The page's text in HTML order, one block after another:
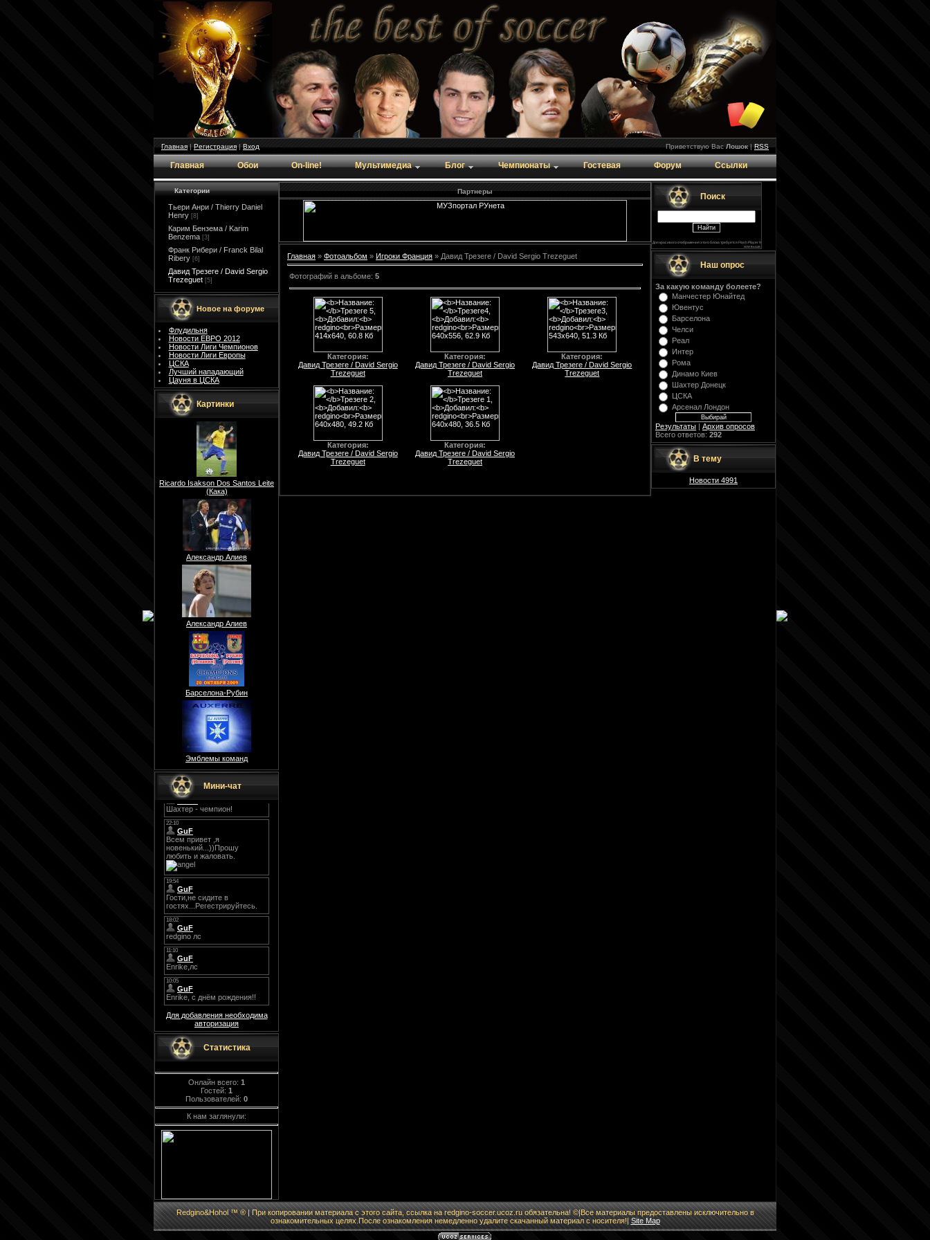
Главная|Регистрация|Вход Приветствую ВасЛошок|RSS
Главная Обои On-line! Мультимедиа Блог Чемпионаты Гостевая Форум Ссылки
Категории
Тьери Анри / Thierry Daniel
Henry [8]
Карим Бензема / Karim
Benzema [3]
Франк Рибери / Franck Bilal
Ribery [6]
Давид Трезеге / David Sergio
Trezeguet [5]
Новое на форуме
Флудильня
Новости ЕВРО 2012
Новости Лиги Чемпионов
Новости Лиги Европы
ЦСКА
Лучший нападающий
Цауня в ЦСКА
Картинки
Ricardo Isakson Dos Santos Leite
(Кака)
Александр Алиев
Александр Алиев
Барселона-Рубин
Эмблемы команд
Мини-чат
Для добавления необходима
авторизация
Статистика
Онлайн всего: 1
Гостей: 1
Пользователей: 0
К нам заглянули:
Партнеры
Главная » Фотоальбом » Игроки Франция » Давид Трезеге / David Sergio Trezeguet
Фотографий в альбоме: 5
Категория:
Давид Трезеге / David Sergio
Trezeguet
Категория:
Давид Трезеге / David Sergio
Trezeguet
Категория:
Давид Трезеге / David Sergio
Trezeguet
Категория:
Давид Трезеге / David Sergio
Trezeguet
Категория:
Давид Трезеге / David Sergio
Trezeguet
Поиск
Для красивого отображения этого блока требуется Flash Player 9
или выше.
Наш опрос
За какую команду болеете?
Манчестер Юнайтед
Ювентус
Барселона
Челси
Реал
Интер
Рома
Динамо Киев
Шахтер Донецк
ЦСКА
Арсенал Лондон
Результаты | Архив опросов
Всего ответов: 292
В тему
Новости 4991
Redgino&Hohol ™ ® | При копировании материала с этого сайта, ссылка на redgino-soccer.ucoz.ru обязательна! ©|Все материалы предоставлены исключительно в
ознакомительных целях.После ознакомления немедленно удалите скачанный материал с носителя!|Site Map